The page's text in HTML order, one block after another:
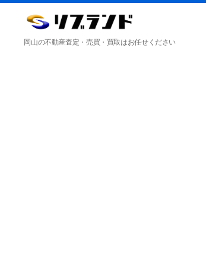
合
同
岡山の不動産査定・売買・買取はお任せください